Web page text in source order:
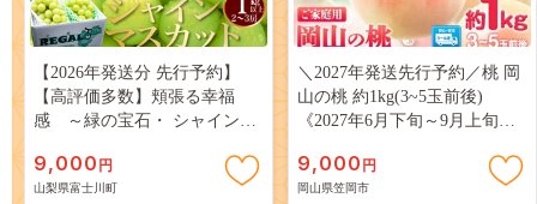
【2026年発送分 先行予約】
【高評価多数】頬張る幸福
感 ～緑の宝石・ シャインマ
３房） フルーツ 山梨県産 果
物 くだもの シャイン マスカ
9,000 円
山梨県富士川町
＼2027年発送先行予約／桃 岡
山の桃 約1kg(3~5玉前後)
《2027年6月下旬～9月上旬頃
岡山 はくとう スイーツ フル
ーツ 果物 デザート 旬 モモ も
9,000 円
岡山県笠岡市